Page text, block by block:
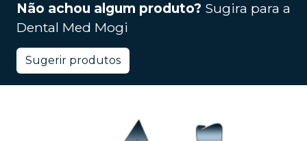
Não achou algum produto? Sugira para a
Dental Med Mogi
Sugerir produtos